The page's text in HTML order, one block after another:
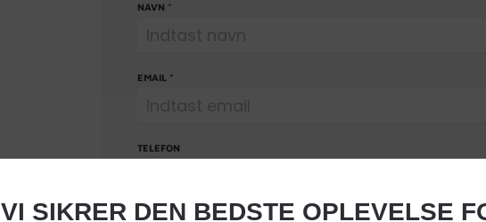
NAVN *
EMAIL *
TELEFON
VI SIKRER DEN BEDSTE OPLEVELSE